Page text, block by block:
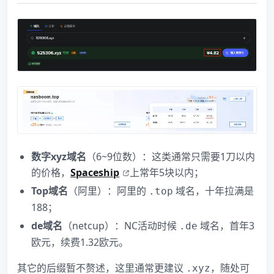
数字xyz域名 （6~9位数）：这类通常只需要1刀以内
的价格，Spaceship
上常年5块以内；
Top域名 （阿里）：阿里的 .top 域名，十年拉满是
188；
de域名 （netcup）：NC活动时候 .de 域名，首年3
欧元，续费1.32欧元。
其它的后缀暂不赘述，这里通常更建议 .xyz​ ，随处可